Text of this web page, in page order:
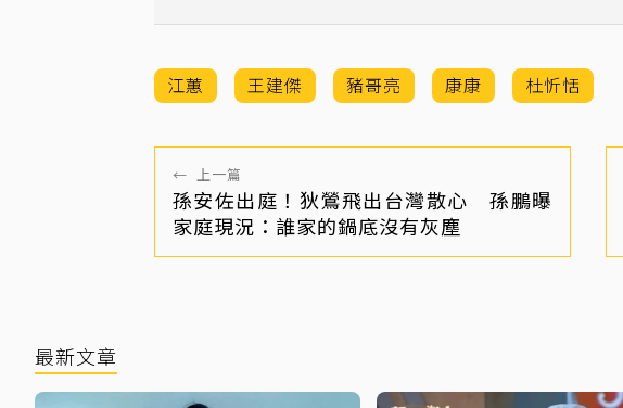
江蕙 王建傑 豬哥亮 康康 杜忻恬
← 上一篇
孫安佐出庭！狄鶯飛出台灣散心 孫鵬曝
家庭現況：誰家的鍋底沒有灰塵
最新文章